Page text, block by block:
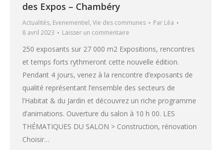
des Expos – Chambéry
Actualités, Evenementiel, Vie des communes Par Léa
8 avril 2023
Laisser un commentaire
250 exposants sur 27 000 m2 Expositions, rencontres
et temps forts rythmeront cette nouvelle édition.
Pendant 4 jours, venez à la rencontre d’exposants de
qualité représentant l’ensemble des secteurs de
l’Habitat & du Jardin et découvrez un riche programme
d’animations. Ouverture du salon à 10 h 00. LES
THÉMATIQUES DU SALON > Construction, rénovation
Choisir…